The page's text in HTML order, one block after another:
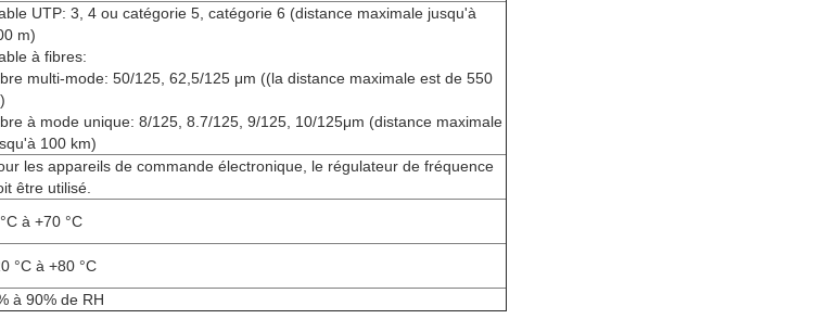
UTP: 3, 4 ou catégorie 5, catégorie 6 (distance maximale jusqu'à
m)
à fibres:
multi-mode: 50/125, 62,5/125 μm ((la distance maximale est de 550
à mode unique: 8/125, 8.7/125, 9/125, 10/125μm (distance maximale
100 km)
les appareils de commande électronique, le régulateur de fréquence
être utilisé.
à +70 °C
°C à +80 °C
à 90% de RH